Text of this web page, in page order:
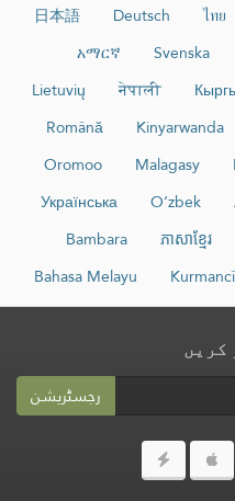
ไทย
Deutsch
日本語
Svenska
አማርኛ
नेपाली
Lietuvių
Kinyarwanda
Română
Malagasy
Oromoo
O‘zbek
Українська
ភាសាខ្មែរ
Bambara
Kurmancî
Bahasa Melayu
کریں
رجسٹریشن